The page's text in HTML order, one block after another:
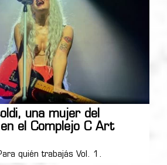
una mujer del
el Complejo C Art
quién trabajás Vol. 1.